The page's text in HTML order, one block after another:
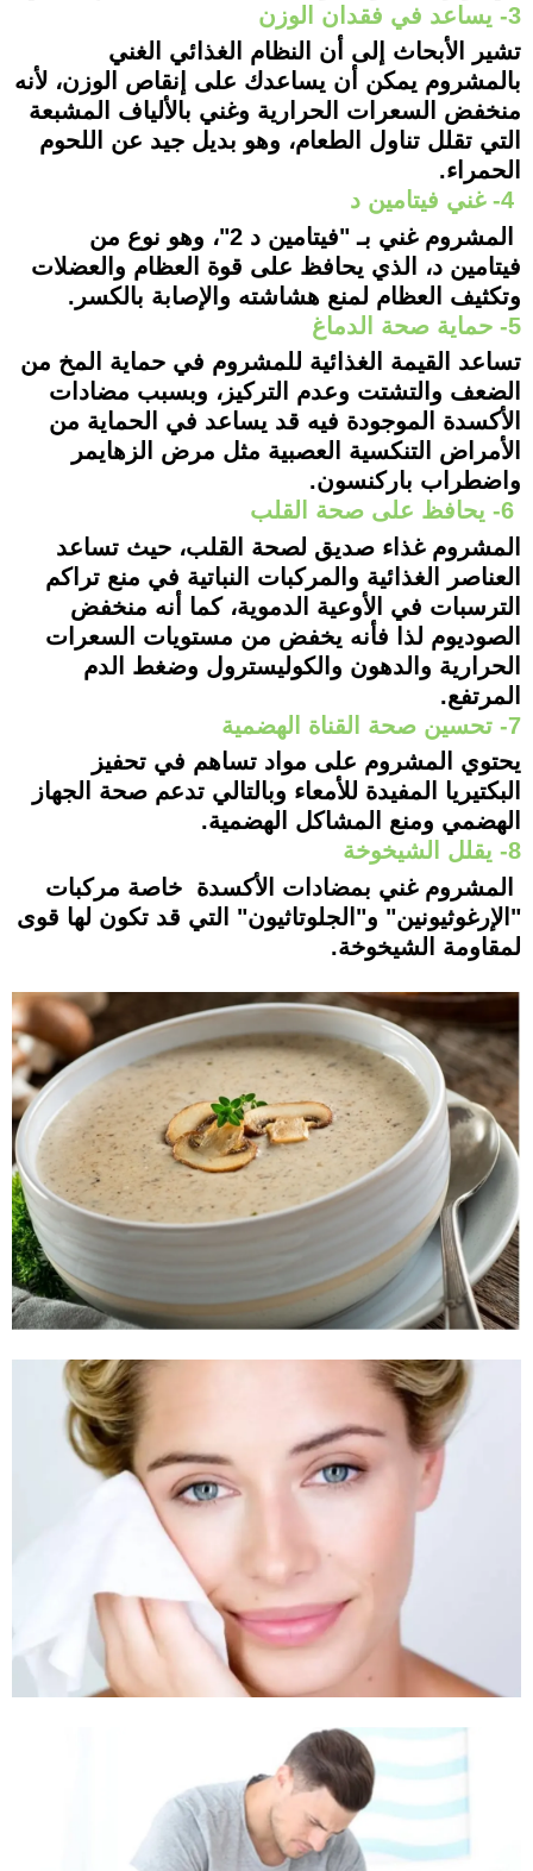
3- يساعد في فقدان الوزن
تشير الأبحاث إلى أن النظام الغذائي الغني
بالمشروم يمكن أن يساعدك على إنقاص الوزن، لأنه
منخفض السعرات الحرارية وغني بالألياف المشبعة
التي تقلل تناول الطعام، وهو بديل جيد عن اللحوم
الحمراء.
المشروم غني بـ "فيتامين د 2"، وهو نوع من
فيتامين د، الذي يحافظ على قوة العظام والعضلات
وتكثيف العظام لمنع هشاشته والإصابة بالكسر.
5- حماية صحة الدماغ
تساعد القيمة الغذائية للمشروم في حماية المخ من
الضعف والتشتت وعدم التركيز، وبسبب مضادات
الأكسدة الموجودة فيه قد يساعد في الحماية من
الأمراض التنكسية العصبية مثل مرض الزهايمر
واضطراب باركنسون.
المشروم غذاء صديق لصحة القلب، حيث تساعد
العناصر الغذائية والمركبات النباتية في منع تراكم
الترسبات في الأوعية الدموية، كما أنه منخفض
الصوديوم لذا فأنه يخفض من مستويات السعرات
الحرارية والدهون والكوليسترول وضغط الدم
المرتفع.
7- تحسين صحة القناة الهضمية
يحتوي المشروم على مواد تساهم في تحفيز
البكتيريا المفيدة للأمعاء وبالتالي تدعم صحة الجهاز
الهضمي ومنع المشاكل الهضمية.
8- يقلل الشيخوخة
المشروم غني بمضادات الأكسدة خاصة مركبات
"الإرغوثيونين" و"الجلوتاثيون" التي قد تكون لها قوى
لمقاومة الشيخوخة.